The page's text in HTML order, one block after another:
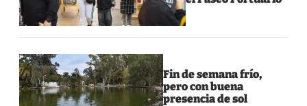
Fin de semana frío,
pero con buena
presencia de sol